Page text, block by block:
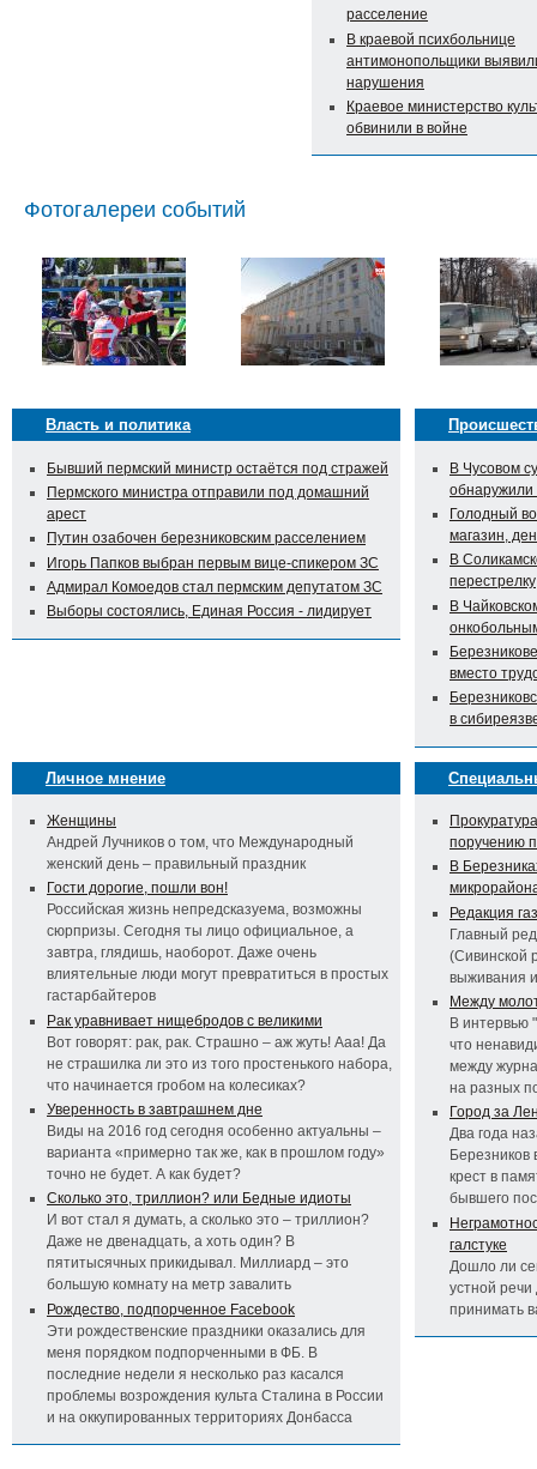
расселение
В краевой психбольнице
антимонопольщики
нарушения
Краевое министерство
обвинили в войне
Фотогалереи событий
Власть и политика
Бывший пермский министр остаётся под стражей
Пермского министра отправили под домашний
арест
Путин озабочен березниковским расселением
Игорь Папков выбран первым вице-спикером ЗС
Адмирал Комоедов стал пермским депутатом ЗС
Выборы состоялись, Единая Россия - лидирует
В Чусовом
Голодный
магазин,
В
перестрелку
В
вместо
в
Личное мнение
Женщины
Андрей Лучников о том, что Международный
женский день – правильный праздник
Гости дорогие, пошли вон!
Российская жизнь непредсказуема, возможны
сюрпризы. Сегодня ты лицо официальное, а
завтра, глядишь, наоборот. Даже очень
влиятельные люди могут превратиться в простых
гастарбайтеров
Рак уравнивает нищебродов с великими
Вот говорят: рак, рак. Страшно – аж жуть! Ааа! Да
не страшилка ли это из того простенького набора,
что начинается гробом на колесиках?
Уверенность в завтрашнем дне
Виды на 2016 год сегодня особенно актуальны –
варианта «примерно так же, как в прошлом году»
точно не будет. А как будет?
Сколько это, триллион? или Бедные идиоты
И вот стал я думать, а сколько это – триллион?
Даже не двенадцать, а хоть один? В
пятитысячных прикидывал. Миллиард – это
большую комнату на метр завалить
Рождество, подпорченное Facebook
Эти рождественские праздники оказались для
меня порядком подпорченными в ФБ. В
последние недели я несколько раз касался
проблемы возрождения культа Сталина в России
и на оккупированных территориях Донбасса
поручению
В
Редакция
Главный
(Сивинской
выживания
Между
В интервью
что
между
на разных
Город за
Два года
Березников
крест в
бывшего
галстуке
Дошло ли
устной речи
принимать